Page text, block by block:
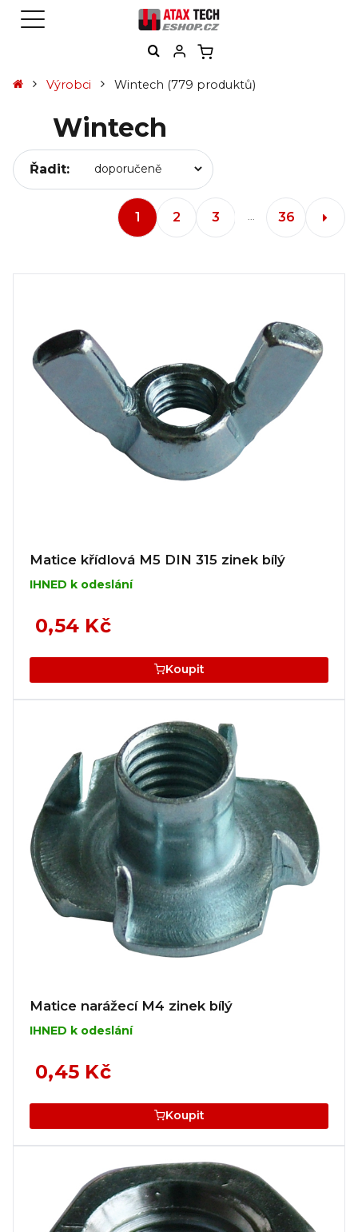
Výrobci Wintech (779 produktů)
Wintech
Řadit:
1 2 3 36
Matice křídlová M5 DIN 315 zinek bílý
IHNED k odeslání
0,54 Kč
Koupit
Matice narážecí M4 zinek bílý
IHNED k odeslání
0,45 Kč
Koupit